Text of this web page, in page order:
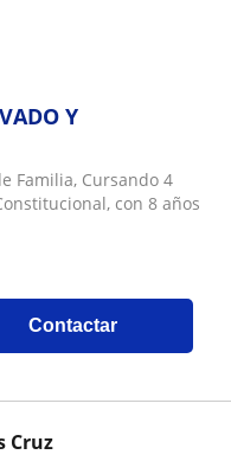
Y
Familia, Cursando 4
con 8 años
Contactar
Cruz